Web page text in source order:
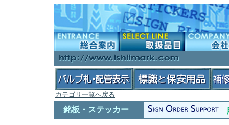
カテゴリ一覧へ戻る
銘板・ステッカー